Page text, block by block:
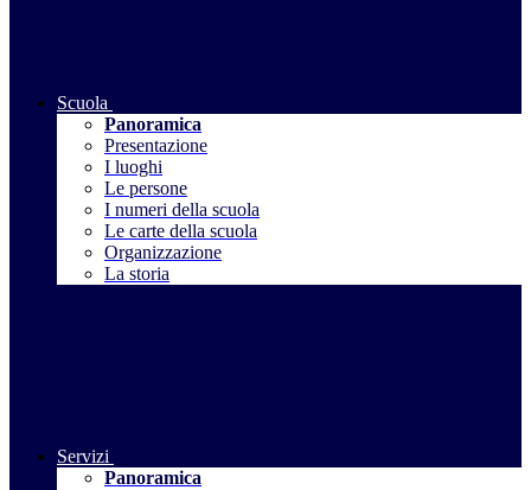
Scuola
Panoramica
Presentazione
I luoghi
Le persone
I numeri della scuola
Le carte della scuola
Organizzazione
La storia
Servizi
Panoramica